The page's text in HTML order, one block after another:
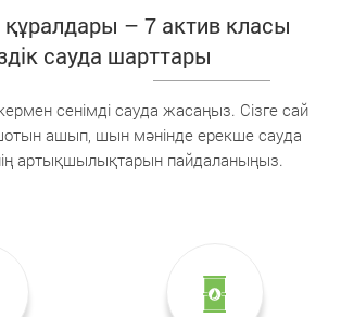
құралдары – 7 актив класы
сауда шарттары
сенімді сауда жасаңыз. Сізге сай
ашып, шын мәнінде ерекше сауда
артықшылықтарын пайдаланыңыз.